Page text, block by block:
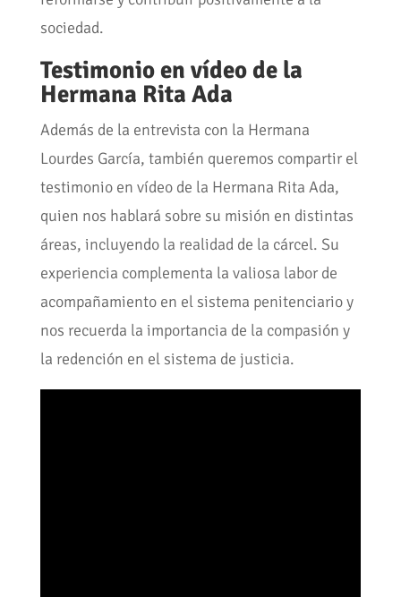
sociedad.
Testimonio en vídeo de la
Hermana Rita Ada
Además de la entrevista con la Hermana
Lourdes García, también queremos compartir el
testimonio en vídeo de la Hermana Rita Ada,
quien nos hablará sobre su misión en distintas
áreas, incluyendo la realidad de la cárcel. Su
experiencia complementa la valiosa labor de
acompañamiento en el sistema penitenciario y
nos recuerda la importancia de la compasión y
la redención en el sistema de justicia.